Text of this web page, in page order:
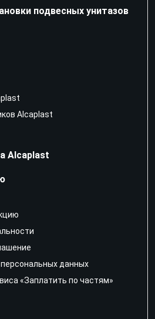
подвесных унитазов
Alcaplast
Alcaplast
данных
«Заплатить по частям»